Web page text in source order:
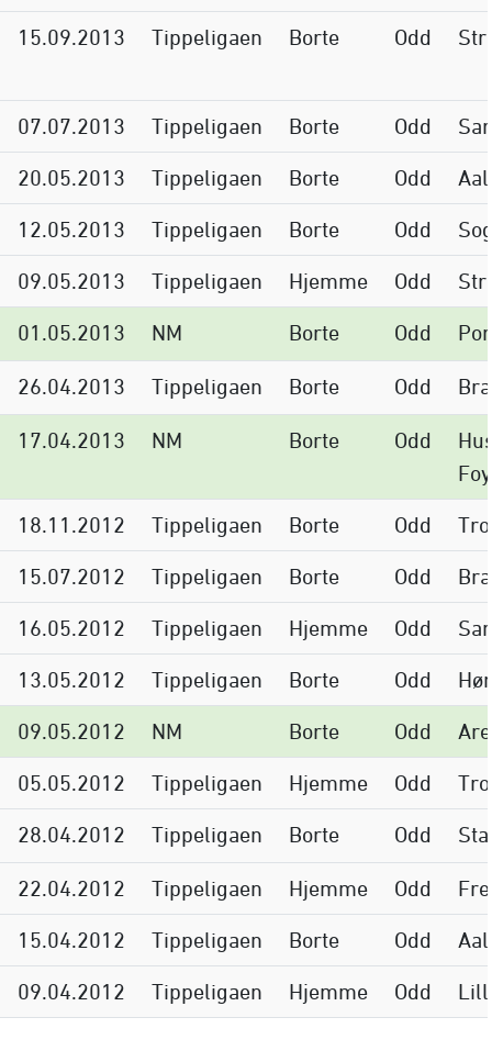
15.09.2013 Tippeligaen Borte Odd
07.07.2013 Tippeligaen Borte Odd
20.05.2013 Tippeligaen Borte Odd
12.05.2013 Tippeligaen Borte Odd
09.05.2013 Tippeligaen Hjemme Odd
01.05.2013 NM Borte Odd
26.04.2013 Tippeligaen Borte Odd
17.04.2013 NM Borte Odd
18.11.2012 Tippeligaen Borte Odd
15.07.2012 Tippeligaen Borte Odd
16.05.2012 Tippeligaen Hjemme Odd
13.05.2012 Tippeligaen Borte Odd
09.05.2012 NM Borte Odd
05.05.2012 Tippeligaen Hjemme Odd
28.04.2012 Tippeligaen Borte Odd
22.04.2012 Tippeligaen Hjemme Odd
15.04.2012 Tippeligaen Borte Odd
09.04.2012 Tippeligaen Hjemme Odd